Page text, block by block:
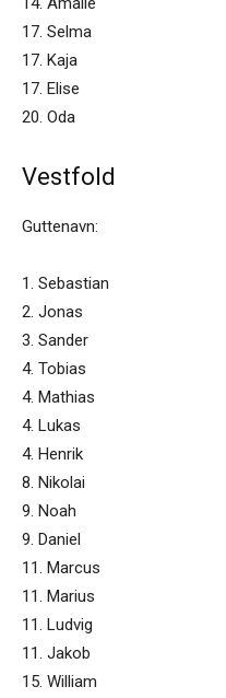
17. Selma
17. Kaja
17. Elise
20. Oda
Vestfold
Guttenavn:
1. Sebastian
2. Jonas
3. Sander
4. Tobias
4. Mathias
4. Lukas
4. Henrik
8. Nikolai
9. Noah
9. Daniel
11. Marcus
11. Marius
11. Ludvig
11. Jakob
15. William